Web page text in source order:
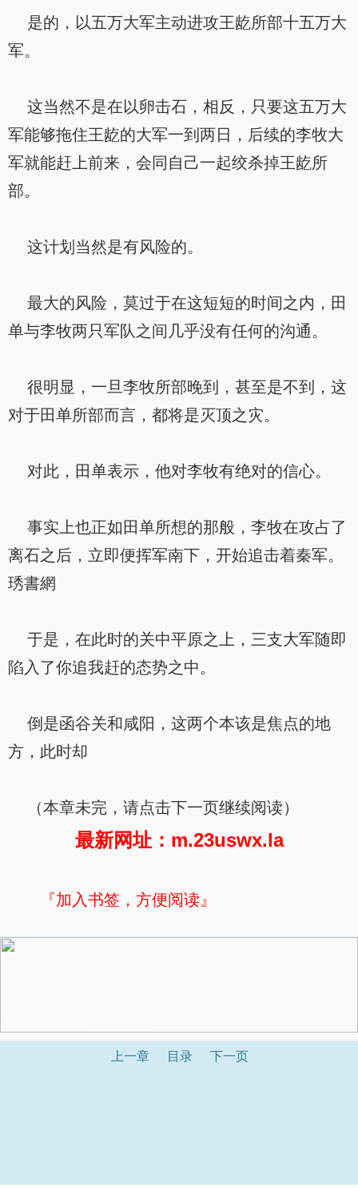
是的，以五万大军主动进攻王龁所部十五万大
军。
这当然不是在以卵击石，相反，只要这五万大
军能够拖住王龁的大军一到两日，后续的李牧大
军就能赶上前来，会同自己一起绞杀掉王龁所
部。
这计划当然是有风险的。
最大的风险，莫过于在这短短的时间之内，田
单与李牧两只军队之间几乎没有任何的沟通。
很明显，一旦李牧所部晚到，甚至是不到，这
对于田单所部而言，都将是灭顶之灾。
对此，田单表示，他对李牧有绝对的信心。
事实上也正如田单所想的那般，李牧在攻占了
离石之后，立即便挥军南下，开始追击着秦军。
琇書網
于是，在此时的关中平原之上，三支大军随即
陷入了你追我赶的态势之中。
倒是函谷关和咸阳，这两个本该是焦点的地
方，此时却
（本章未完，请点击下一页继续阅读）
最新网址：m.23uswx.la
『加入书签，方便阅读』
上一章 目录 下一页